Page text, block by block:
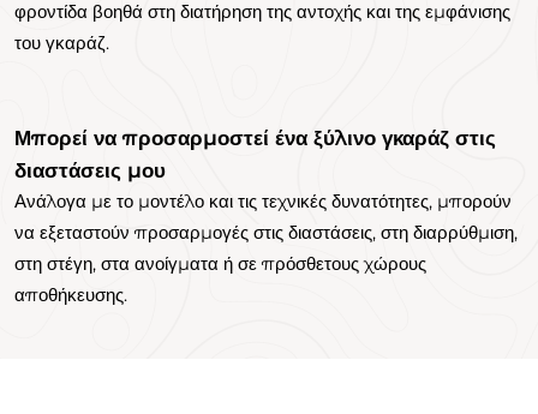
φροντίδα βοηθά στη διατήρηση της αντοχής και της εμφάνισης
του γκαράζ.
Μπορεί να προσαρμοστεί ένα ξύλινο γκαράζ στις
διαστάσεις μου
Ανάλογα με το μοντέλο και τις τεχνικές δυνατότητες, μπορούν
να εξεταστούν προσαρμογές στις διαστάσεις, στη διαρρύθμιση,
στη στέγη, στα ανοίγματα ή σε πρόσθετους χώρους
αποθήκευσης.